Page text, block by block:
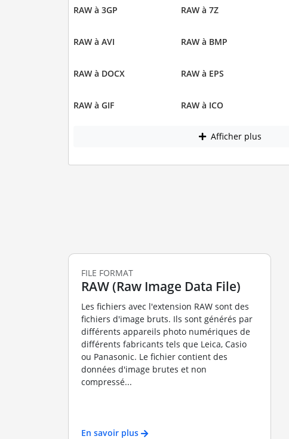
RAW à 3GP RAW à 7Z
RAW à AVI RAW à BMP
RAW à DOCX RAW à EPS
RAW à GIF RAW à ICO
Afficher plus
FILE FORMAT
RAW (Raw Image Data File)
Les fichiers avec l'extension RAW sont des
fichiers d'image bruts. Ils sont générés par
différents appareils photo numériques de
différents fabricants tels que Leica, Casio
ou Panasonic. Le fichier contient des
données d'image brutes et non
compressé...
En savoir plus